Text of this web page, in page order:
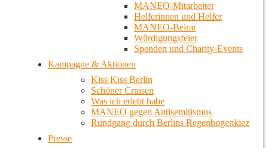
MANEO-Mitarbeiter
Helferinnen und Helfer
MANEO-Beirat
Würdigungsfeier
Spenden und Charity-Events
Kampagne & Aktionen
Kiss Kiss Berlin
Schöner Cruisen
Was ich erlebt habe
MANEO gegen Antisemitismus
Rundgang durch Berlins Regenbogenkiez
Presse